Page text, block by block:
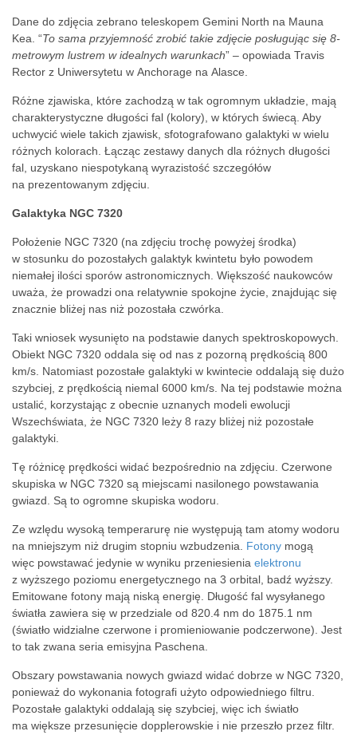
Dane do zdjęcia zebrano teleskopem Gemini North na Mauna
Kea. “To sama przyjemność zrobić takie zdjęcie posługując się 8-
metrowym lustrem w idealnych warunkach” – opowiada Travis
Rector z Uniwersytetu w Anchorage na Alasce.
Różne zjawiska, które zachodzą w tak ogromnym układzie, mają
charakterystyczne długości fal (kolory), w których świecą. Aby
uchwycić wiele takich zjawisk, sfotografowano galaktyki w wielu
różnych kolorach. Łącząc zestawy danych dla różnych długości
fal, uzyskano niespotykaną wyrazistość szczegółów
na prezentowanym zdjęciu.
Galaktyka NGC 7320
Położenie NGC 7320 (na zdjęciu trochę powyżej środka)
w stosunku do pozostałych galaktyk kwintetu było powodem
niemałej ilości sporów astronomicznych. Większość naukowców
uważa, że prowadzi ona relatywnie spokojne życie, znajdując się
znacznie bliżej nas niż pozostała czwórka.
Taki wniosek wysunięto na podstawie danych spektroskopowych.
Obiekt NGC 7320 oddala się od nas z pozorną prędkością 800
km/s. Natomiast pozostałe galaktyki w kwintecie oddalają się dużo
szybciej, z prędkością niemal 6000 km/s. Na tej podstawie można
ustalić, korzystając z obecnie uznanych modeli ewolucji
Wszechświata, że NGC 7320 leży 8 razy bliżej niż pozostałe
galaktyki.
Tę różnicę prędkości widać bezpośrednio na zdjęciu. Czerwone
skupiska w NGC 7320 są miejscami nasilonego powstawania
gwiazd. Są to ogromne skupiska wodoru.
Ze wzlędu wysoką temperarurę nie występują tam atomy wodoru
na mniejszym niż drugim stopniu wzbudzenia. Fotony mogą
więc powstawać jedynie w wyniku przeniesienia elektronu
z wyższego poziomu energetycznego na 3 orbital, badź wyższy.
Emitowane fotony mają niską energię. Długość fal wysyłanego
światła zawiera się w przedziale od 820.4 nm do 1875.1 nm
(światło widzialne czerwone i promieniowanie podczerwone). Jest
to tak zwana seria emisyjna Paschena.
Obszary powstawania nowych gwiazd widać dobrze w NGC 7320,
ponieważ do wykonania fotografi użyto odpowiedniego filtru.
Pozostałe galaktyki oddalają się szybciej, więc ich światło
ma większe przesunięcie dopplerowskie i nie przeszło przez filtr.